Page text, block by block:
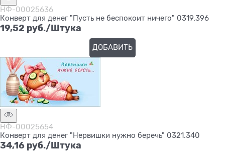
НФ-00025636
Конверт для денег "Пусть не беспокоит ничего" 0319.396
19,52 руб./Штука
ДОБАВИТЬ
НФ-00025654
Конверт для денег "Нервишки нужно беречь" 0321.340
34,16 руб./Штука